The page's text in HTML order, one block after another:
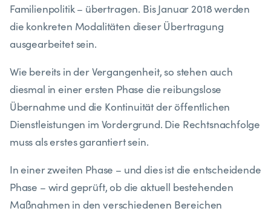
Familienpolitik – übertragen. Bis Januar 2018 werden
die konkreten Modalitäten dieser Übertragung
ausgearbeitet sein.
Wie bereits in der Vergangenheit, so stehen auch
diesmal in einer ersten Phase die reibungslose
Übernahme und die Kontinuität der öffentlichen
Dienstleistungen im Vordergrund. Die Rechtsnachfolge
muss als erstes garantiert sein.
In einer zweiten Phase – und dies ist die entscheidende
Phase – wird geprüft, ob die aktuell bestehenden
Maßnahmen in den verschiedenen Bereichen